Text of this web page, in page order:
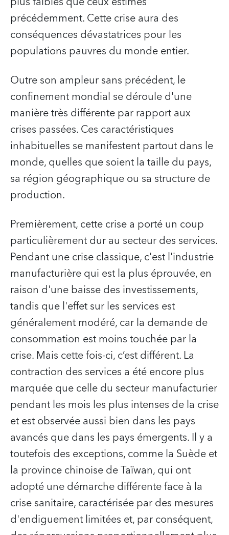
précédemment. Cette crise aura des
conséquences dévastatrices pour les
populations pauvres du monde entier.
Outre son ampleur sans précédent, le
confinement mondial se déroule d'une
manière très différente par rapport aux
crises passées. Ces caractéristiques
inhabituelles se manifestent partout dans le
monde, quelles que soient la taille du pays,
sa région géographique ou sa structure de
production.
Premièrement, cette crise a porté un coup
particulièrement dur au secteur des services.
Pendant une crise classique, c'est l'industrie
manufacturière qui est la plus éprouvée, en
raison d'une baisse des investissements,
tandis que l'effet sur les services est
généralement modéré, car la demande de
consommation est moins touchée par la
crise. Mais cette fois-ci, c’est différent. La
contraction des services a été encore plus
marquée que celle du secteur manufacturier
pendant les mois les plus intenses de la crise
et est observée aussi bien dans les pays
avancés que dans les pays émergents. Il y a
toutefois des exceptions, comme la Suède et
la province chinoise de Taïwan, qui ont
adopté une démarche différente face à la
crise sanitaire, caractérisée par des mesures
d'endiguement limitées et, par conséquent,